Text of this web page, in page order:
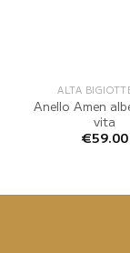
ALTA
Anello Amen
vita
€59.00